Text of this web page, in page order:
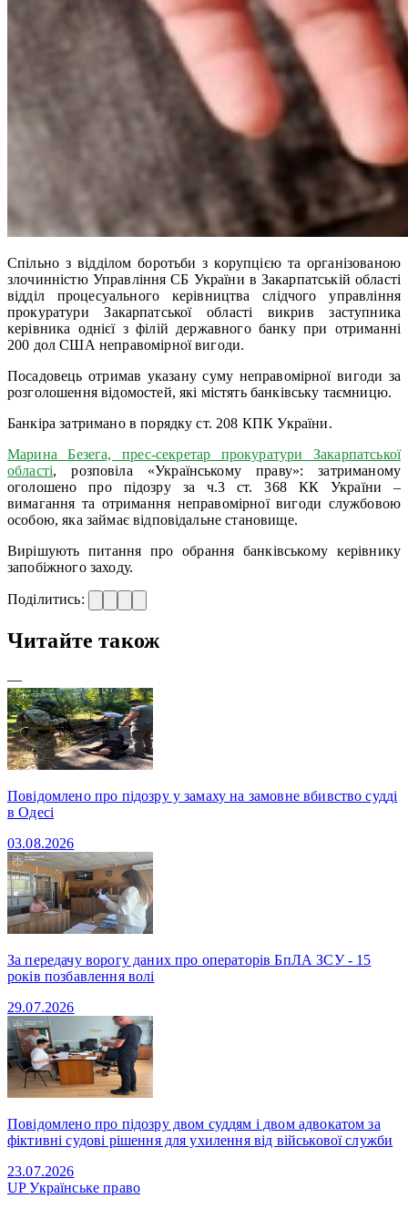
Спільно з відділом боротьби з корупцією та організованою
злочинністю Управління СБ України в Закарпатській області
відділ процесуального керівництва слідчого управління
прокуратури Закарпатської області викрив заступника
керівника однієї з філій державного банку при отриманні
200 дол США неправомірної вигоди.
Посадовець отримав указану суму неправомірної вигоди за
розголошення відомостей, які містять банківську таємницю.
Банкіра затримано в порядку ст. 208 КПК України.
Марина Безега, прес-секретар прокуратури Закарпатської
області, розповіла «Українському праву»: затриманому
оголошено про підозру за ч.3 ст. 368 КК України –
вимагання та отримання неправомірної вигоди службовою
особою, яка займає відповідальне становище.
Вирішують питання про обрання банківському керівнику
запобіжного заходу.
Поділитись:
Читайте також
—
Повідомлено про підозру у замаху на замовне вбивство судді
в Одесі
03.08.2026
За передачу ворогу даних про операторів БпЛА ЗСУ - 15
років позбавлення волі
29.07.2026
Повідомлено про підозру двом суддям і двом адвокатом за
фіктивні судові рішення для ухилення від військової служби
23.07.2026
UPУкраїнське право